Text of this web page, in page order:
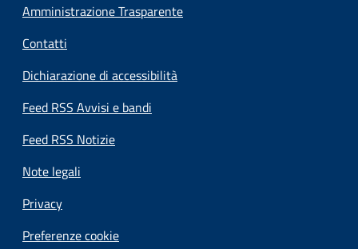
Amministrazione Trasparente
Contatti
Dichiarazione di accessibilità
Feed RSS Avvisi e bandi
Feed RSS Notizie
Note legali
Privacy
Preferenze cookie